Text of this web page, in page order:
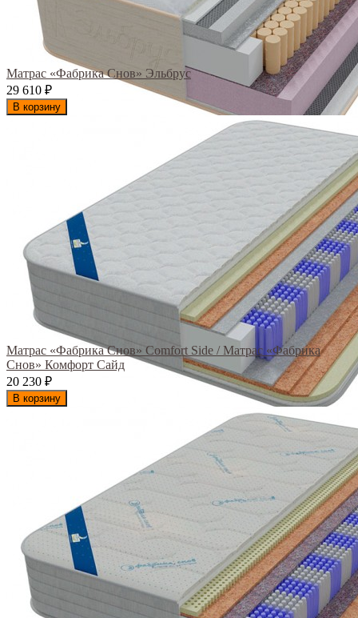
Матрас «Фабрика Снов» Эльбрус
29 610 ₽
В корзину
Матрас «Фабрика Снов» Comfort Side / Матрас «Фабрика
Снов» Комфорт Сайд
20 230 ₽
В корзину